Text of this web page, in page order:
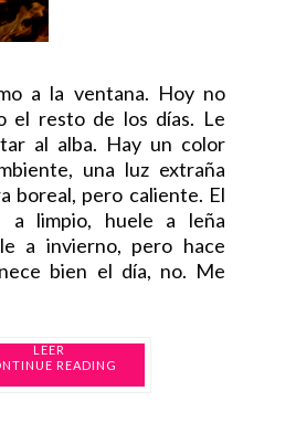
la ventana. Hoy no
el resto de los días. Le
al alba. Hay un color
una luz extraña
boreal, pero caliente. El
a limpio, huele a leña
a invierno, pero hace
bien el día, no. Me
READING